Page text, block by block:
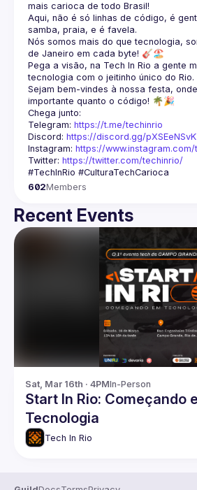
Aqui, não é só linhas de código, é
Nós somos mais do que tecnologia,
Pega a visão, na Tech In Rio a gente
Sejam bem-vindes à nossa festa,
Telegram: https://t.me/techinrio
Discord: https://discord.gg/
Instagram: https://
Twitter: https://twitter.com/techinrio/
602Members
Recent Events
Sat, Mar 16th · 4PMIn-Person
Start In Rio: Começando
Tecnologia
Tech In Rio